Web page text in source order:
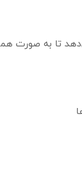
تا به صورت